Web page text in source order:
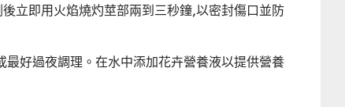
立即用火焰燒灼莖部兩到三秒鐘,以密封傷口並防
好過夜調理。在水中添加花卉營養液以提供營養